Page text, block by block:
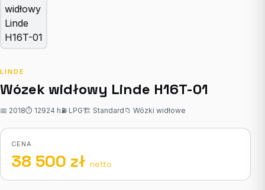
LINDE
Wózek widłowy Linde H16T-01
📅 2018⏱ 12924 h⛽ LPG🏗 Standard 📁 Wózki widłowe
CENA
38 500 zł netto